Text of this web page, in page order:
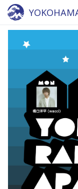
yokohama